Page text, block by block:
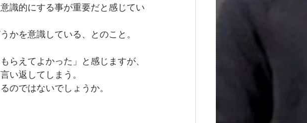
識的にする事が重要だと感じてい
かを意識している、とのこと。
らえてよかった」と感じますが、
い返してしまう。
のではないでしょうか。